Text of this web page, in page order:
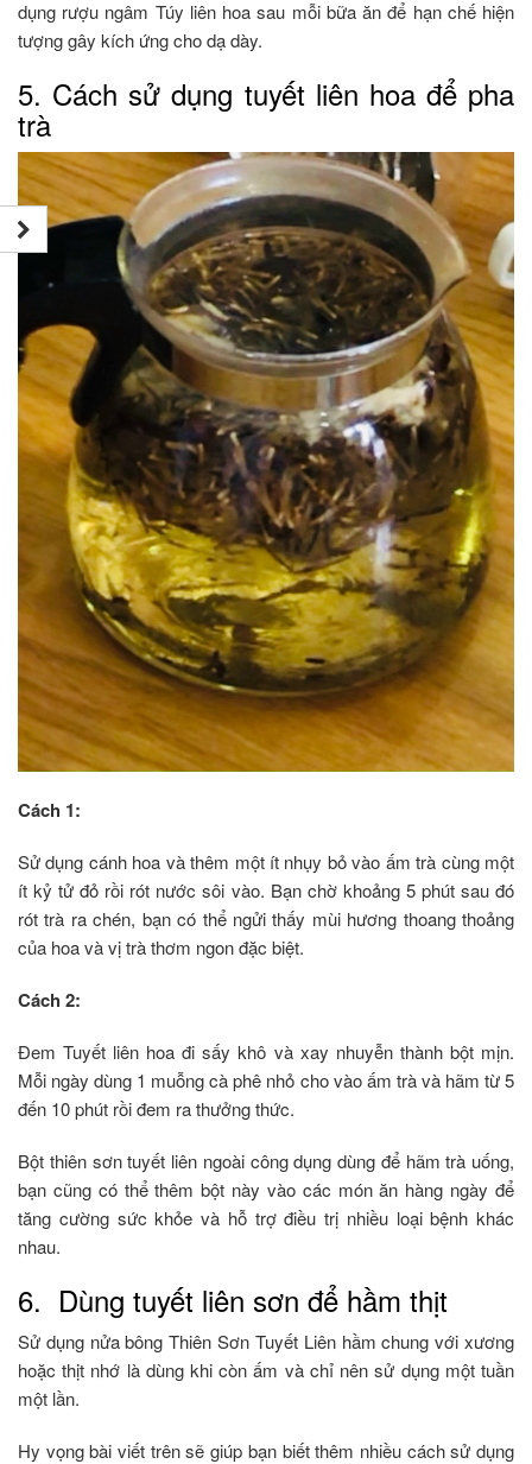
dụng rượu ngâm Túy liên hoa sau mỗi bữa ăn để hạn chế hiện
tượng gây kích ứng cho dạ dày.
5. Cách sử dụng tuyết liên hoa để pha
trà
Cách 1:
Sử dụng cánh hoa và thêm một ít nhụy bỏ vào ấm trà cùng một
ít kỷ tử đỏ rồi rót nước sôi vào. Bạn chờ khoảng 5 phút sau đó
rót trà ra chén, bạn có thể ngửi thấy mùi hương thoang thoảng
của hoa và vị trà thơm ngon đặc biệt.
Cách 2:
Đem Tuyết liên hoa đi sấy khô và xay nhuyễn thành bột mịn.
Mỗi ngày dùng 1 muỗng cà phê nhỏ cho vào ấm trà và hãm từ 5
đến 10 phút rồi đem ra thưởng thức.
Bột thiên sơn tuyết liên ngoài công dụng dùng để hãm trà uống,
bạn cũng có thể thêm bột này vào các món ăn hàng ngày để
tăng cường sức khỏe và hỗ trợ điều trị nhiều loại bệnh khác
nhau.
6. Dùng tuyết liên sơn để hầm thịt
Sử dụng nửa bông Thiên Sơn Tuyết Liên hầm chung với xương
hoặc thịt nhớ là dùng khi còn ấm và chỉ nên sử dụng một tuần
một lần.
Hy vọng bài viết trên sẽ giúp bạn biết thêm nhiều cách sử dụng